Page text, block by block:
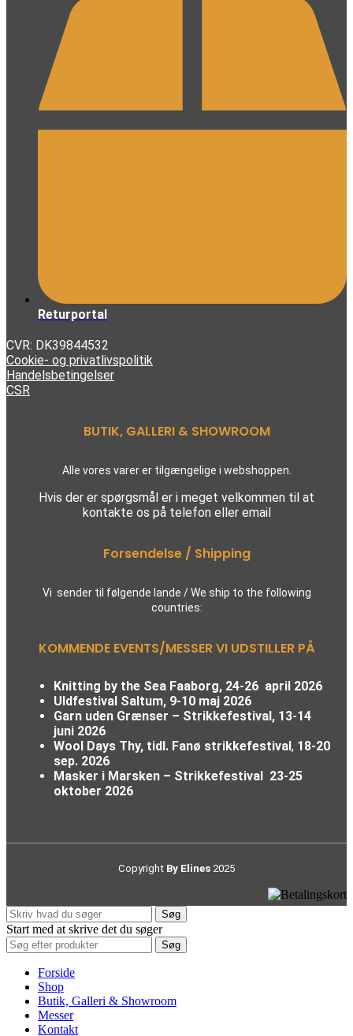
Returportal
CVR: DK39844532
Cookie- og privatlivspolitik
Handelsbetingelser
CSR
BUTIK, GALLERI & SHOWROOM
Alle vores varer er tilgængelige i webshoppen.
Hvis der er spørgsmål er i meget velkommen til at
kontakte os på telefon eller email
Forsendelse / Shipping
Vi sender til følgende lande / We ship to the following
countries:
KOMMENDE EVENTS/MESSER VI UDSTILLER PÅ
Knitting by the Sea Faaborg, 24-26 april 2026
Uldfestival Saltum, 9-10 maj 2026
Garn uden Grænser – Strikkefestival, 13-14
juni 2026
Wool Days Thy, tidl. Fanø strikkefestival , 18-20
sep. 2026
Masker i Marsken – Strikkefestival
23-25
oktober 2026
Copyright By Elines 2025
Søg
Start med at skrive det du søger
Søg
Forside
Shop
Butik, Galleri & Showroom
Messer
Kontakt